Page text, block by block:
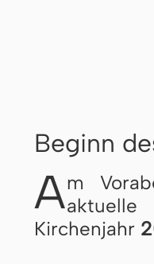
Beginn
Am
aktuelle
Kirchenjahr